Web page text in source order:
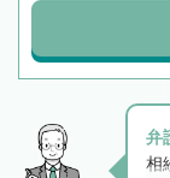
弁
相